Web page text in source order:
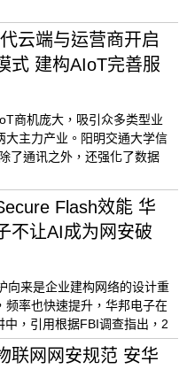
云端与运营商开启
式 建构AIoT完善服
商机庞大，吸引众多类型业
大主力产业。阳明交通大学信
了通讯之外，还强化了数据
Flash效能 华
不让AI成为网安破
向来是企业建构网络的设计重
频率也快速提升，华邦电子在
中，引用根据FBI调查指出，2
联网网安规范 安华